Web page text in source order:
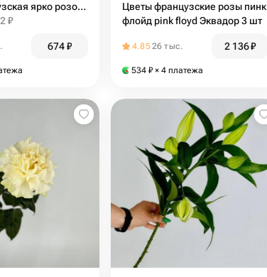
Роза французская ярко розовая пинк флойд pink floyd Эквадор 70 см
₽
674₽
Цветы французские розы пинк
флойд pink floyd Эквадор 3 шт
4.8526 тыс. 2 136₽
534 ₽ × 4 платежа